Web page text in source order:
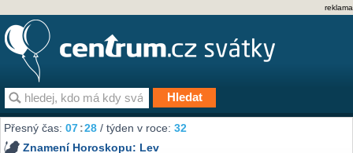
reklama
Přesný čas:07 28 / týden v roce:32
Znamení Horoskopu: Lev